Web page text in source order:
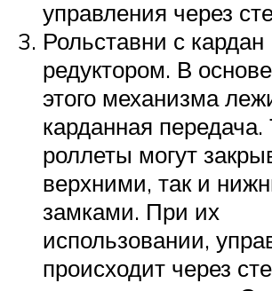
управления через
Рольставни с кардан
редуктором. В
этого механизма
карданная передача.
роллеты могут
верхними, так и
замками. При их
использовании,
происходит через